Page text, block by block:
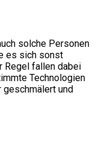
solche Personen
es sich sonst
Regel fallen dabei
Technologien
und